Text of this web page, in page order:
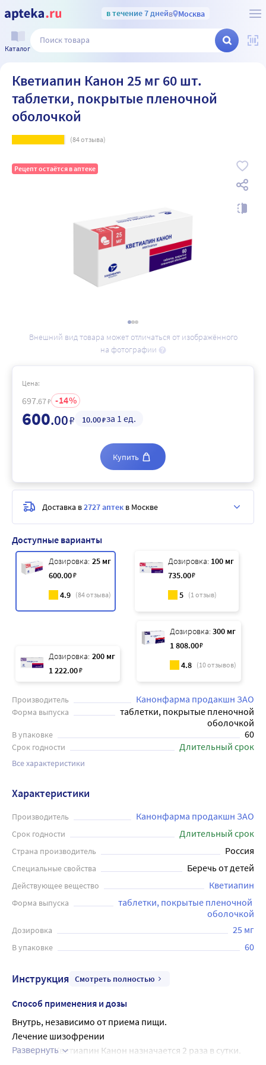
в течение 7 днейв Москва
Каталог
Кветиапин Канон 25 мг 60 шт.
таблетки, покрытые пленочной
оболочкой
(84отзыва)
Рецепт остаётся в аптеке
Внешний вид товара может отличаться от изображённого
на фотографии
Доступные варианты
Дозировка: 25 мг
600.00₽
4.9 (84отзыва)
Дозировка: 100 мг
735.00₽
5 (1отзыв)
Дозировка: 200 мг
1 222.00₽
Дозировка: 300 мг
1 808.00₽
4.8 (10отзывов)
Производитель Канонфарма продакшн ЗАО
Форма выпуска
таблетки, покрытые пленочной
оболочкой
В упаковке 60
Срок годности Длительный срок
Все характеристики
Цена:
697.67₽ 14
600.00₽ 10.00₽за 1 ед.
Купить
Доставка в2727 аптек в Москве
Характеристики
Производитель Канонфарма продакшн ЗАО
Срок годности Длительный срок
Страна производитель Россия
Специальные свойства Беречь от детей
Действующее вещество Кветиапин
Форма выпуска
таблетки, покрытые пленочной
оболочкой
Дозировка 25 мг
В упаковке 60
Инструкция Смотреть полностью
Способ применения и дозы
Внутрь, независимо от приема пищи.
Лечение шизофрении
Препарат Кветиапин Канон назначается 2 раза в сутки.
Развернуть